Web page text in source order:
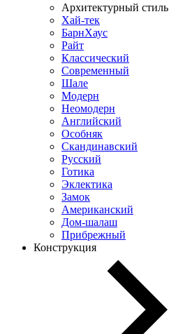
Архитектурный стиль
Хай-тек
БарнХаус
Райт
Классический
Современный
Шале
Модерн
Неомодерн
Английский
Особняк
Скандинавский
Русский
Готика
Эклектика
Замок
Американский
Дом-шалаш
Прибрежный
Конструкция